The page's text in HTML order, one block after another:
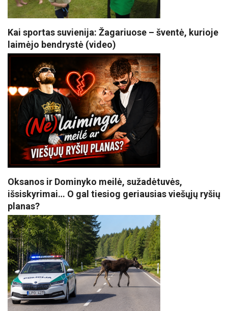
Kai sportas suvienija: Žagariuose – šventė, kurioje
laimėjo bendrystė (video)
Oksanos ir Dominyko meilė, sužadėtuvės,
išsiskyrimai… O gal tiesiog geriausias viešųjų ryšių
planas?